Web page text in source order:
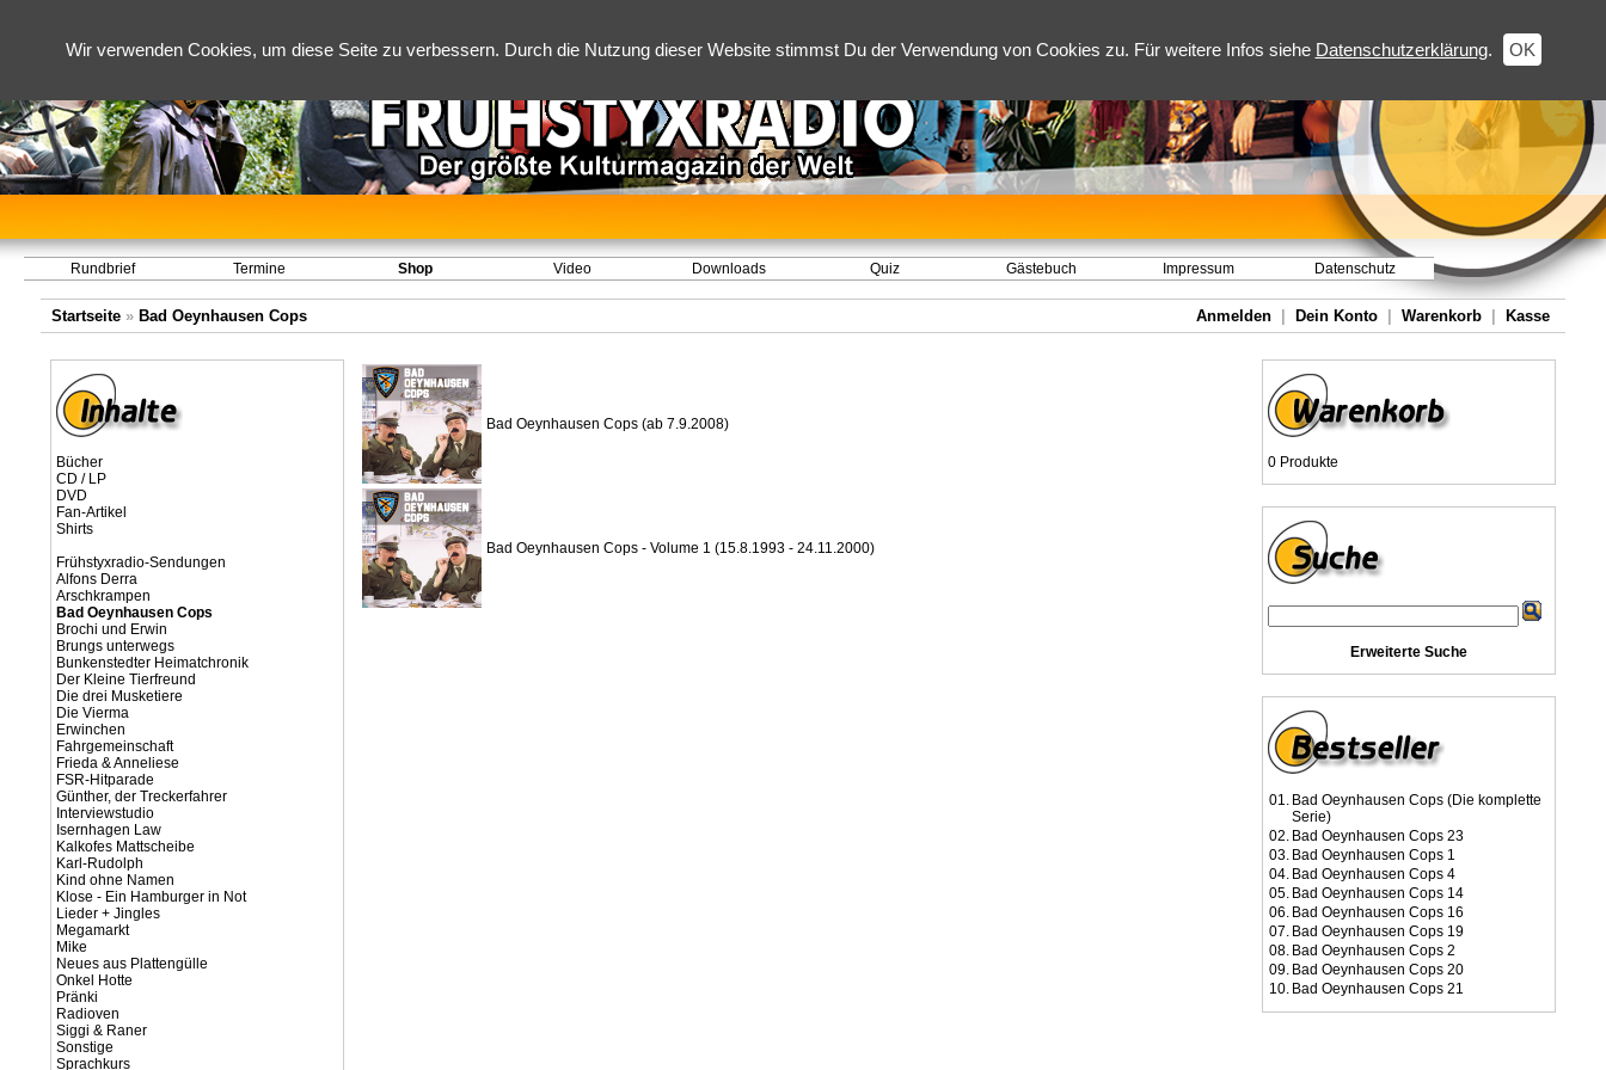
Wir verwenden Cookies, um diese Seite zu verbessern. Durch die Nutzung dieser Website stimmst Du der Verwendung von Cookies zu. Für weitere Infos siehe Datenschutzerklärung. OK
Rundbrief Termine Shop Video Downloads Quiz Gästebuch Impressum Datenschutz
Startseite » Bad Oeynhausen Cops Anmelden Dein Konto Warenkorb Kasse
Bücher
CD / LP
DVD
Fan-Artikel
Shirts
Frühstyxradio-Sendungen
Alfons Derra
Arschkrampen
Bad Oeynhausen Cops
Brochi und Erwin
Brungs unterwegs
Bunkenstedter Heimatchronik
Der Kleine Tierfreund
Die drei Musketiere
Die Vierma
Erwinchen
Fahrgemeinschaft
Frieda & Anneliese
FSR-Hitparade
Günther, der Treckerfahrer
Interviewstudio
Isernhagen Law
Kalkofes Mattscheibe
Karl-Rudolph
Kind ohne Namen
Klose - Ein Hamburger in Not
Lieder + Jingles
Megamarkt
Mike
Neues aus Plattengülle
Onkel Hotte
Pränki
Radioven
Siggi & Raner
Sonstige
Sprachkurs
Bad Oeynhausen Cops (ab 7.9.2008)
Bad Oeynhausen Cops - Volume 1 (15.8.1993 - 24.11.2000)
0 Produkte
Erweiterte Suche
01. Bad Oeynhausen Cops (Die komplette
Serie)
02. Bad Oeynhausen Cops 23
03. Bad Oeynhausen Cops 1
04. Bad Oeynhausen Cops 4
05. Bad Oeynhausen Cops 14
06. Bad Oeynhausen Cops 16
07. Bad Oeynhausen Cops 19
08. Bad Oeynhausen Cops 2
09. Bad Oeynhausen Cops 20
10. Bad Oeynhausen Cops 21